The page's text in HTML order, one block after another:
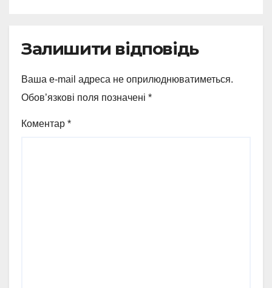
Залишити відповідь
Ваша e-mail адреса не оприлюднюватиметься.
Обов’язкові поля позначені *
Коментар *